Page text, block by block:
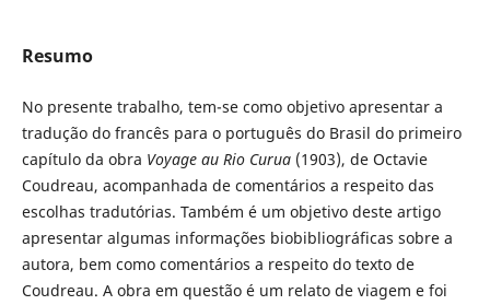
Resumo
No presente trabalho, tem-se como objetivo apresentar a
tradução do francês para o português do Brasil do primeiro
capítulo da obra Voyage au Rio Curua (1903), de Octavie
Coudreau, acompanhada de comentários a respeito das
escolhas tradutórias. Também é um objetivo deste artigo
apresentar algumas informações biobibliográficas sobre a
autora, bem como comentários a respeito do texto de
Coudreau. A obra em questão é um relato de viagem e foi